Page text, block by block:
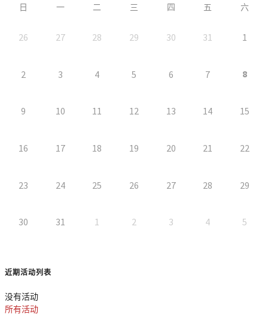
日 一 二 三 四 五 六
26 27 28 29 30 31 1
2 3 4 5 6 7 8
9 10 11 12 13 14 15
16 17 18 19 20 21 22
23 24 25 26 27 28 29
30 31 1 2 3 4 5
近期活动列表
没有活动
所有活动